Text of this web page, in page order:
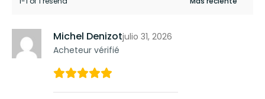
Michel Denizot
Acheteur vérifié
julio 31, 2026